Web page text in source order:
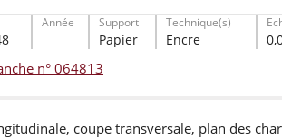
Année Support Technique(s)
Papier Encre
n° 064813
coupe transversale, plan des